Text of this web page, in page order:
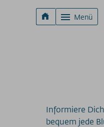
Menü
Informiere
bequem jede